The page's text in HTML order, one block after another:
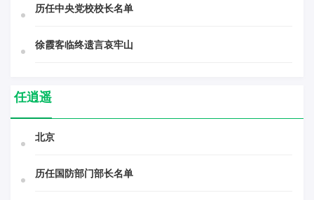
历任中央党校校长名单
徐霞客临终遗言哀牢山
任逍遥
北京
历任国防部门部长名单